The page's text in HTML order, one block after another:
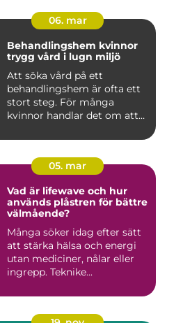
06. mar
Behandlingshem kvinnor
trygg vård i lugn miljö
Att söka vård på ett
behandlingshem är ofta ett
stort steg. För många
kvinnor handlar det om att
05. mar
Vad är lifewave och hur
används plåstren för bättre
välmående?
Många söker idag efter sätt
att stärka hälsa och energi
utan mediciner, nålar eller
ingrepp. Teknike...